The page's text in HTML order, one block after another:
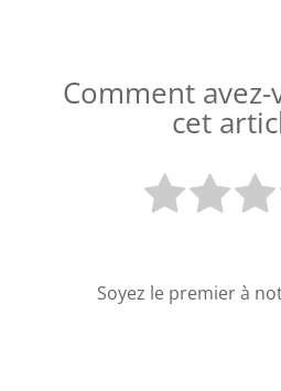
Comment
cet
Soyez le premier à